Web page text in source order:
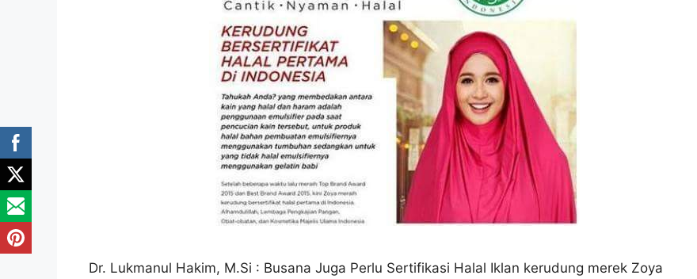
Dr. Lukmanul Hakim, M.Si : Busana Juga Perlu Sertifikasi Halal Iklan kerudung merek Zoya